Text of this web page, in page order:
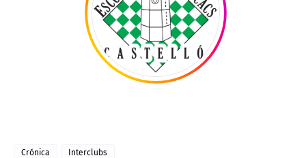
Crónica Interclubs